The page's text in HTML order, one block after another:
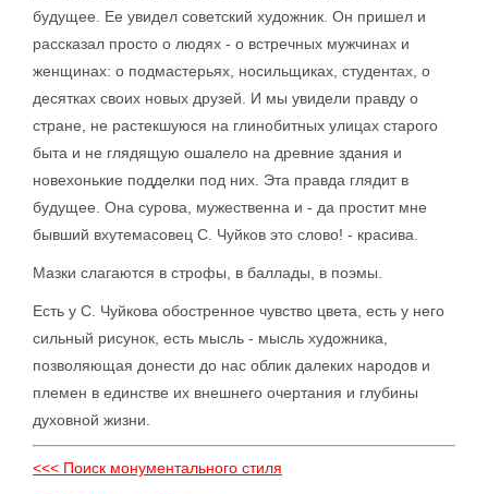
будущее. Ее увидел советский художник. Он пришел и
рассказал просто о людях - о встречных мужчинах и
женщинах: о подмастерьях, носильщиках, студентах, о
десятках своих новых друзей. И мы увидели правду о
стране, не растекшуюся на глинобитных улицах старого
быта и не глядящую ошалело на древние здания и
новехонькие подделки под них. Эта правда глядит в
будущее. Она сурова, мужественна и - да простит мне
бывший вхутемасовец С. Чуйков это слово! - красива.
Мазки слагаются в строфы, в баллады, в поэмы.
Есть у С. Чуйкова обостренное чувство цвета, есть у него
сильный рисунок, есть мысль - мысль художника,
позволяющая донести до нас облик далеких народов и
племен в единстве их внешнего очертания и глубины
духовной жизни.
<<< Поиск монументального стиля